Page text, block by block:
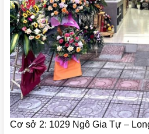
Cơ sở 2: 1029 Ngô Gia Tự –